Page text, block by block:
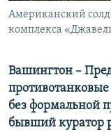
Американский
комплекса
Вашингтон –
без формальной
бывший куратор